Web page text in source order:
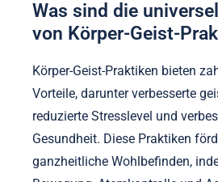
Was sind die
von Körper-Geist-
Körper-Geist-Praktiken bieten
Vorteile, darunter verbesserte
reduzierte Stresslevel und
Gesundheit. Diese Praktiken
ganzheitliche Wohlbefinden,